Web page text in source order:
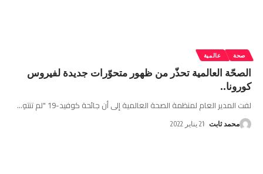
صحة عالمية
الصحّة العالمية تحذّر من ظهور متحوّرات جديدة لفيروس
كورونا..
لفت المدير العام لمنظمة الصحة العالمية إلى أن جائحة كوفيد-19 "لم تنتهِ …
محمد ثابت 21 يناير 2022